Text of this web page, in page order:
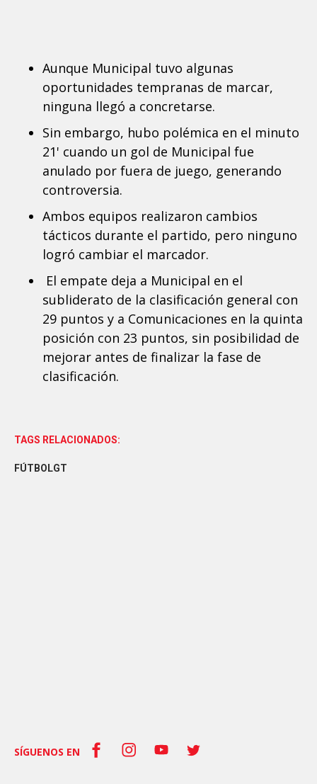
Aunque Municipal tuvo algunas
oportunidades tempranas de marcar,
ninguna llegó a concretarse.
Sin embargo, hubo polémica en el minuto
21' cuando un gol de Municipal fue
anulado por fuera de juego, generando
controversia.
Ambos equipos realizaron cambios
tácticos durante el partido, pero ninguno
logró cambiar el marcador.
El empate deja a Municipal en el
subliderato de la clasificación general con
29 puntos y a Comunicaciones en la quinta
posición con 23 puntos, sin posibilidad de
mejorar antes de finalizar la fase de
clasificación.
TAGS RELACIONADOS:
FÚTBOLGT
SÍGUENOS EN